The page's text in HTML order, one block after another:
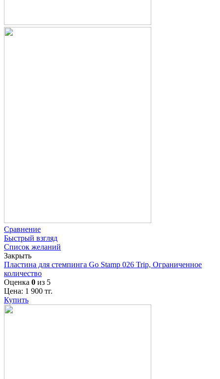
Сравнение
Быстрый взгляд
Список желаний
Закрыть
Пластина для стемпинга Go Stamp 026 Trip, Ограниченное
количество
Оценка 0 из 5
Цена: 1 900 тг.
Купить